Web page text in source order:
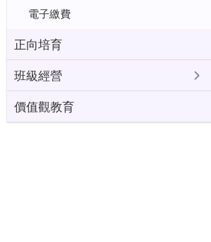
電子繳費
正向培育
班級經營
價值觀教育